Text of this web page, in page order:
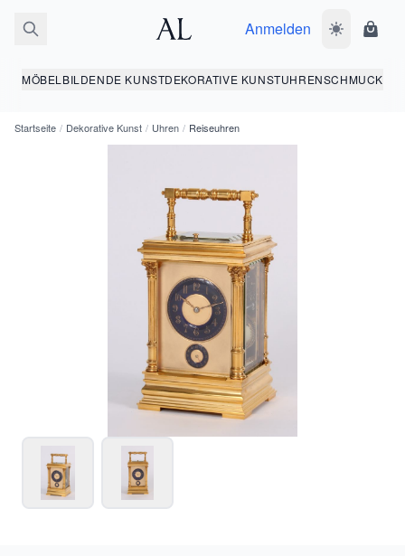
Anmelden
MÖBEL BILDENDE KUNSTDEKORATIVE KUNSTUHRENSCHMUCK
Startseite / Dekorative Kunst / Uhren / Reiseuhren